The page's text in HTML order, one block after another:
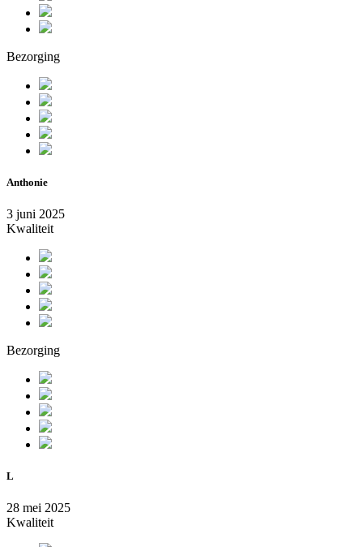
Bezorging
Anthonie
3 juni 2025
Kwaliteit
Bezorging
L
28 mei 2025
Kwaliteit